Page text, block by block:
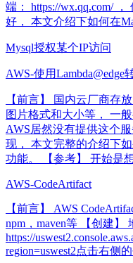
端： https://wx.qq.com/
好， 本文介绍下如何在
Mysql授权某个IP访问
AWS-使用Lambda@edge
【前言】 国内云厂商存
图片格式和大小等， 一
AWS居然没有提供这个
现， 本文完整的介绍下
功能。 【参考】 开始是
AWS-CodeArtifact
【前言】 AWS
npm，maven等 【创建】
https://
region=uswest2点击右侧